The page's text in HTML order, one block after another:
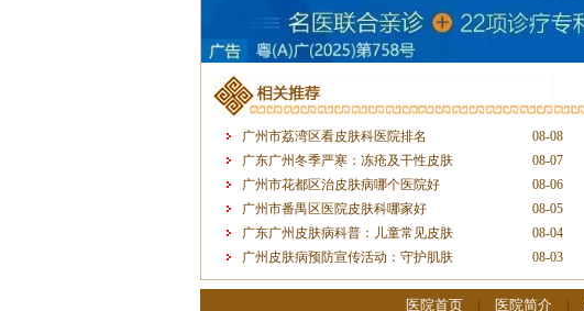
08-08
广州市荔湾区看皮肤科医院排名
08-07
广东广州冬季严寒：冻疮及干性皮肤
08-06
广州市花都区治皮肤病哪个医院好
08-05
广州市番禺区医院皮肤科哪家好
08-04
广东广州皮肤病科普：儿童常见皮肤
08-03
广州皮肤病预防宣传活动：守护肌肤
医院首页 | 医院简介 |